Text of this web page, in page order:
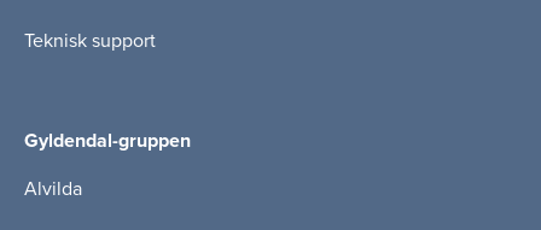
Teknisk support
Gyldendal-gruppen
Alvilda